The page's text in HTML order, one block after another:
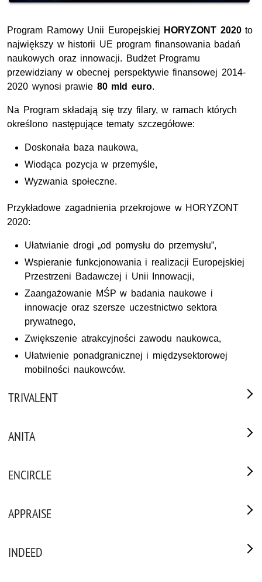
Program Ramowy Unii Europejskiej HORYZONT 2020to
największy w historii UE program finansowania badań
naukowych oraz innowacji. Budżet Programu
przewidziany w obecnej perspektywie finansowej 2014-
2020 wynosi prawie 80 mld euro.
Na Program składają się trzy filary, w ramach których
określono następujące tematy szczegółowe:
Doskonała baza naukowa,
Wiodąca pozycja w przemyśle,
Wyzwania społeczne.
Przykładowe zagadnienia przekrojowe w HORYZONT
2020:
Ułatwianie drogi „od pomysłu do przemysłu”,
Wspieranie funkcjonowania i realizacji Europejskiej
Przestrzeni Badawczej i Unii Innowacji,
Zaangażowanie MŚP w badania naukowe i
innowacje oraz szersze uczestnictwo sektora
prywatnego,
Zwiększenie atrakcyjności zawodu naukowca,
Ułatwienie ponadgranicznej i międzysektorowej
mobilności naukowców.
TRIVALENT
ANITA
ENCIRCLE
APPRAISE
INDEED